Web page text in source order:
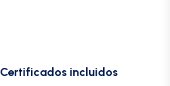
Certificados incluidos